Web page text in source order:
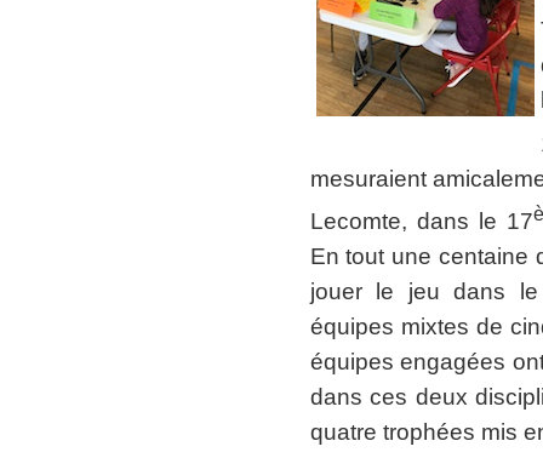
mesuraient
Lecomte, dans le 17
En tout une centaine
jouer le jeu dans
équipes mixtes de
équipes engagées
dans ces deux
quatre trophées mis